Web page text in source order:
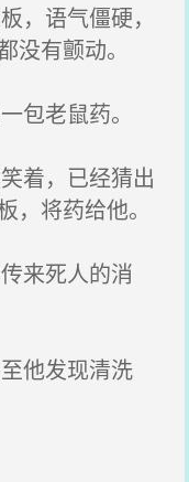
，语气僵硬，
没有颤动。
包老鼠药。
着，已经猜出
，将药给他。
来死人的消
他发现清洗